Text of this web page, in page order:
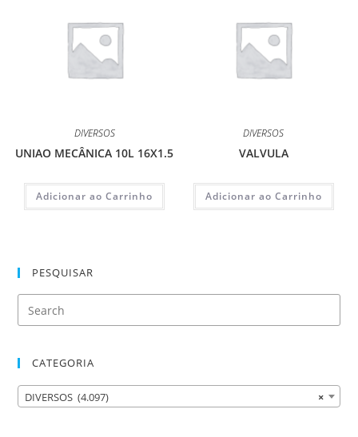
DIVERSOS
UNIAO MECÂNICA 10L 16X1.5
Adicionar ao Carrinho
DIVERSOS
VALVULA
Adicionar ao Carrinho
PESQUISAR
CATEGORIA
×
DIVERSOS (4.097)